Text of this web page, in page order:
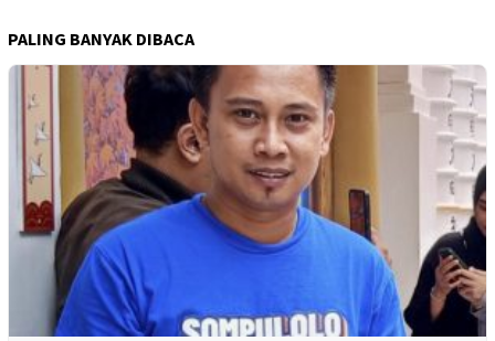
PALING BANYAK DIBACA